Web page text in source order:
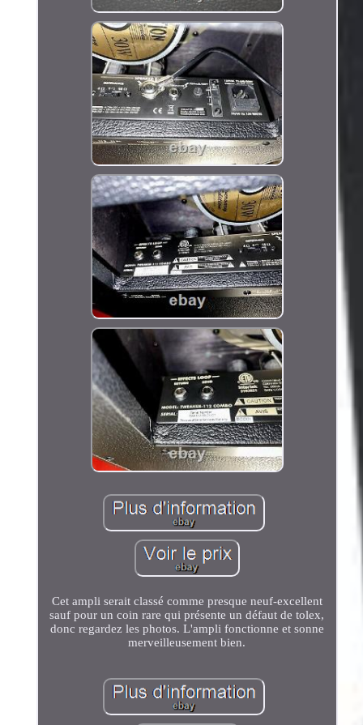
Cet ampli serait classé comme presque neuf-excellent
sauf pour un coin rare qui présente un défaut de tolex,
donc regardez les photos. L'ampli fonctionne et sonne
merveilleusement bien.